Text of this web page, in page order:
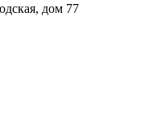
дом 77